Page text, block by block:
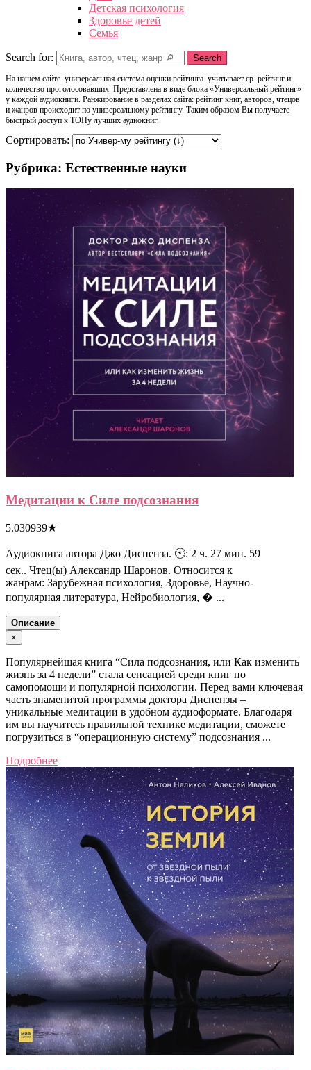
Детская психология
Здоровье детей
Семья
Search for: Search
На нашем сайте универсальная система оценки рейтинга учитывает ср. рейтинг и
количество проголосовавших. Представлена в виде блока «Универсальный рейтинг»
у каждой аудиокниги. Ранжирование в разделах сайта: рейтинг книг, авторов, чтецов
и жанров происходит по универсальному рейтингу. Таким образом Вы получаете
быстрый доступ к ТОПу лучших аудиокниг.
Сортировать:
Рубрика: Естественные науки
Медитации к Силе подсознания
5.030939★
Аудиокнига автора Джо Диспенза. 🕙: 2 ч. 27 мин. 59
сек.. Чтец(ы) Александр Шаронов. Относится к
жанрам: Зарубежная психология, Здоровье, Научно-
популярная литература, Нейробиология, � ...
Описание
×
Популярнейшая книга “Сила подсознания, или Как изменить
жизнь за 4 недели” стала сенсацией среди книг по
самопомощи и популярной психологии. Перед вами ключевая
часть знаменитой программы доктора Диспензы ‒
уникальные медитации в удобном аудиоформате. Благодаря
им вы научитесь правильной технике медитации, сможете
погрузиться в “операционную систему” подсознания ...
Подробнее